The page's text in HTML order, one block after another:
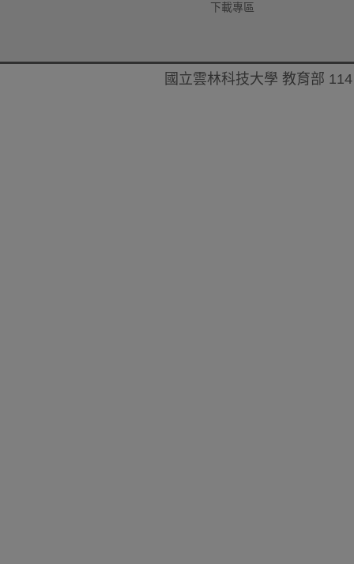
下載專區
國立雲林科技大學 教育部